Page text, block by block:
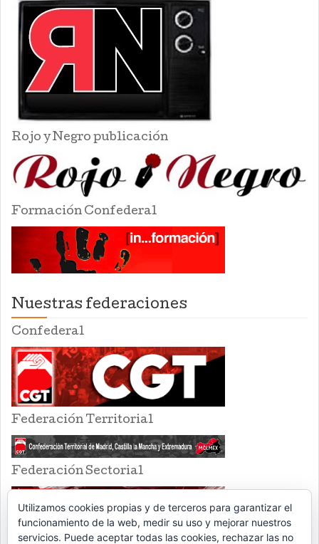
Rojo y Negro publicación
Formación Confederal
Nuestras federaciones
Confederal
Federación Territorial
Federación Sectorial
Utilizamos cookies propias y de terceros para garantizar el
funcionamiento de la web, medir su uso y mejorar nuestros
servicios. Puede aceptar todas las cookies, rechazar las no